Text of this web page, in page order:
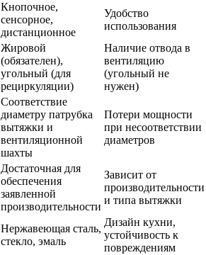
Кнопочное,
сенсорное,
дистанционное
Удобство
использования
Жировой
(обязателен),
угольный (для
рециркуляции)
Наличие отвода в
вентиляцию
(угольный не
нужен)
Соответствие
диаметру патрубка
вытяжки и
вентиляционной
шахты
Потери мощности
при несоответствии
диаметров
Достаточная для
обеспечения
заявленной
производительности
Зависит от
производительности
и типа вытяжки
Нержавеющая сталь,
стекло, эмаль
Дизайн кухни,
устойчивость к
повреждениям